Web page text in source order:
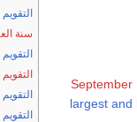
سنة
September
largest and